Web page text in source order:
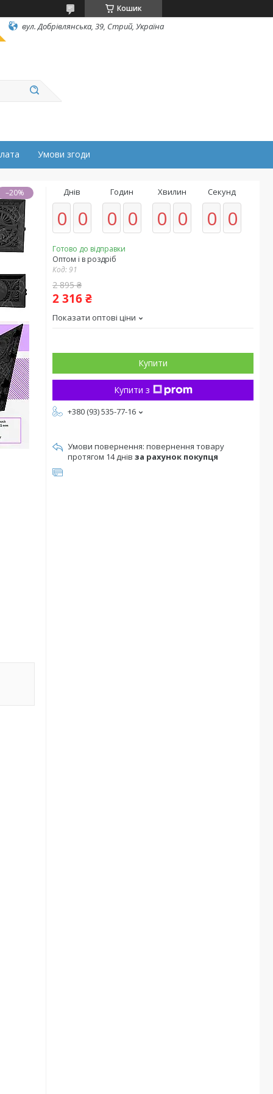
Кошик
вул. Добрівлянська, 39, Стрий, Україна
Умови згоди
–20% Днів
0 0
Годин
0 0
Хвилин
0 0
Секунд
0 0
Готово до відправки
Оптом і в роздріб
Код:91
2 895 ₴
2 316 ₴
Показати оптові ціни
Купити
Купити з
+380 (93) 535-77-16
повернення товару
протягом 14 днів за рахунок покупця